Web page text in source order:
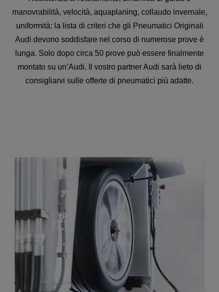
manovrabilità, velocità, aquaplaning, collaudo invernale,
uniformità: la lista di criteri che gli Pneumatici Originali
Audi devono soddisfare nel corso di numerose prove è
lunga. Solo dopo circa 50 prove può essere finalmente
montato su un’Audi. Il vostro partner Audi sarà lieto di
consigliarvi sulle offerte di pneumatici più adatte.